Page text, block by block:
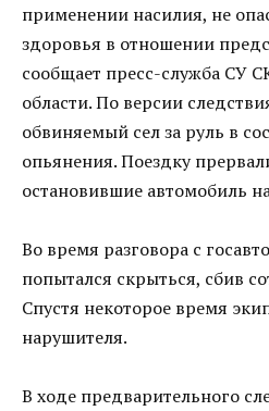
применении насилия, не
здоровья в отношении
сообщает пресс-служба СУ
области. По версии
обвиняемый сел за руль в
опьянения. Поездку
остановившие автомобиль
Во время разговора с
попытался скрыться, сбив
Спустя некоторое время
нарушителя.
В ходе предварительного